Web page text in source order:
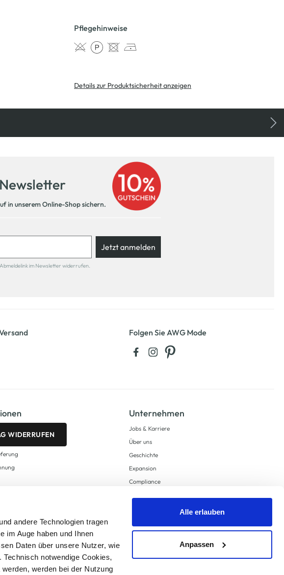
andere Technologien tragen
im Auge haben und Ihnen
Daten über unsere Nutzer, wie
notwendige Cookies,
werden bei der Nutzung
Alle erlauben
Anpassen
Pflegehinweise
Details zur Produktsicherheit anzeigen
in unserem Online-Shop sichern.
Jetzt anmelden
im Newsletter widerrufen.
Folgen Sie AWG Mode
WIDERRUFEN
Unternehmen
Jobs & Karriere
Über uns
Geschichte
Expansion
Compliance
Supply Chain Due Diligence